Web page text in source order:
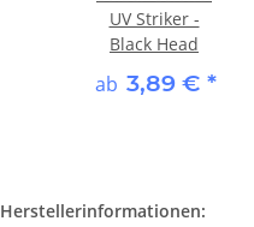
UV Striker -
Black Head
ab 3,89 € *
Herstellerinformationen: